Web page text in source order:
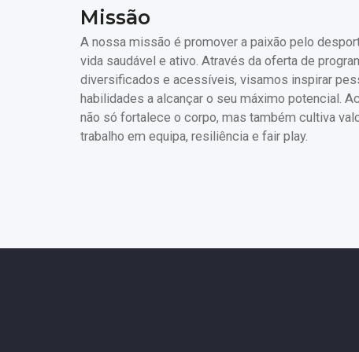
Missão
A nossa missão é promover a paixão pelo
vida saudável e ativo. Através da oferta de
diversificados e acessíveis, visamos inspirar
habilidades a alcançar o seu máximo potencial.
não só fortalece o corpo, mas também cultiva
trabalho em equipa, resiliência e fair play.